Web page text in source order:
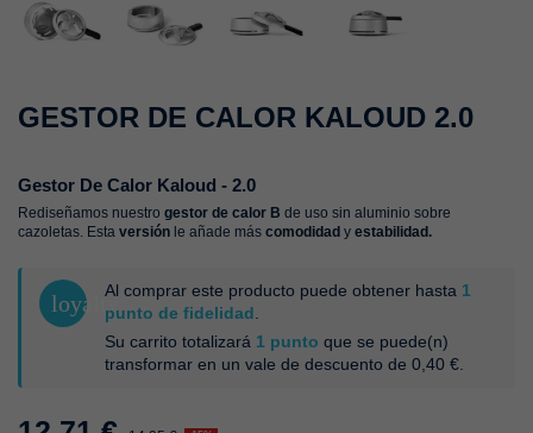
GESTOR DE CALOR KALOUD 2.0
Gestor De Calor Kaloud - 2.0
Rediseñamos nuestro gestor de calor B de uso sin aluminio sobre
cazoletas. Esta versión le añade más comodidad y estabilidad.
loyaltyAl comprar este producto puede obtener hasta 1
punto de fidelidad
Su carrito totalizará 1 punto que se puede(n)
transformar en un vale de descuento de 0,40 €